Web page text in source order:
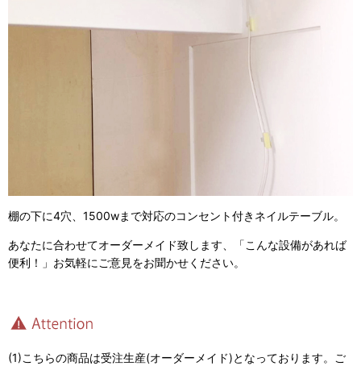
棚の下に4穴、1500wまで対応のコンセント付きネイルテーブル。
あなたに合わせてオーダーメイド致します、「こんな設備があれば
便利！」お気軽にご意見をお聞かせください。
(1)こちらの商品は受注生産(オーダーメイド)となっております。ご